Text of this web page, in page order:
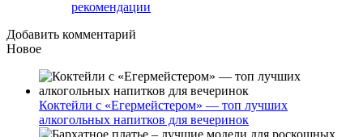
рекомендации
Добавить комментарий
Новое
Коктейли с «Егермейстером» — топ лучших
алкогольных напитков для вечеринок